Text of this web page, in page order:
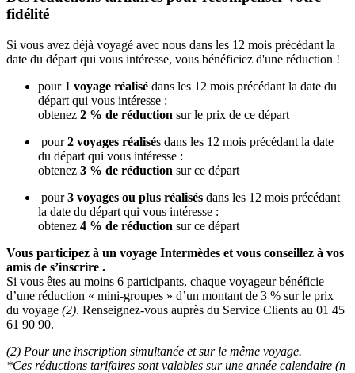
fidélité
Si vous avez déjà voyagé avec nous dans les 12 mois précédant la
date du départ qui vous intéresse, vous bénéficiez d'une réduction !
pour 1 voyage réalisé dans les 12 mois précédant la date du
départ qui vous intéresse :
obtenez 2 % de réduction sur le prix de ce départ
pour2 voyages réalisés dans les 12 mois précédant la date
du départ qui vous intéresse :
obtenez 3 % de réduction sur ce départ
pour3 voyages ou plus réalisés dans les 12 mois précédant
la date du départ qui vous intéresse :
obtenez 4 % de réduction sur ce départ
Vous participez à un voyage Intermèdes et vous conseillez à vos
amis de s’inscrire .
Si vous êtes au moins 6 participants, chaque voyageur bénéficie
d’une réduction « mini-groupes » d’un montant de 3 % sur le prix
du voyage (2). Renseignez-vous auprès du Service Clients au 01 45
61 90 90.
(2) Pour une inscription simultanée et sur le même voyage.
*Ces réductions tarifaires sont valables sur une année calendaire (n